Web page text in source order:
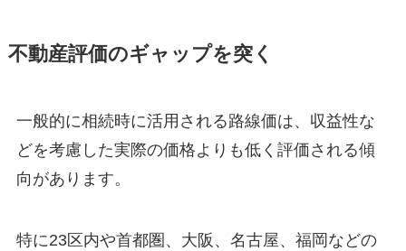
不動産評価のギャップを突く
一般的に相続時に活用される路線価は、収益性な
どを考慮した実際の価格よりも低く評価される傾
向があります。
特に23区内や首都圏、大阪、名古屋、福岡などの